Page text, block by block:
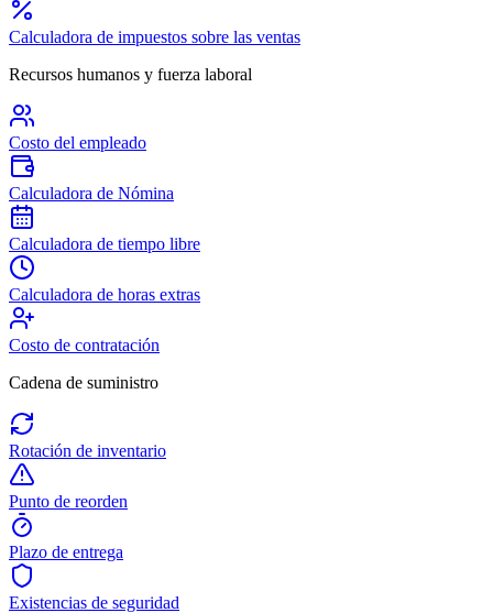
Calculadora de impuestos sobre las ventas
Recursos humanos y fuerza laboral
Costo del empleado
Calculadora de Nómina
Calculadora de tiempo libre
Calculadora de horas extras
Costo de contratación
Cadena de suministro
Rotación de inventario
Punto de reorden
Plazo de entrega
Existencias de seguridad